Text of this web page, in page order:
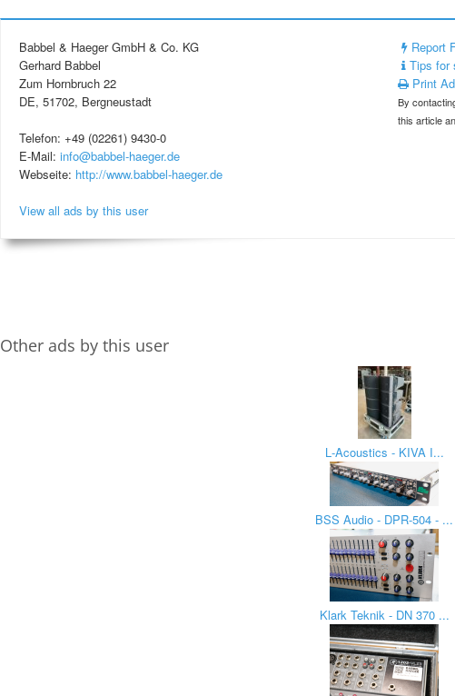
Babbel & Haeger GmbH & Co. KG
Gerhard Babbel
Zum Hornbruch 22
DE, 51702, Bergneustadt
Telefon: +49 (02261) 9430-0
E-Mail: info@babbel-haeger.de
Webseite: http://www.babbel-haeger.de
View all ads by this user
Report
Tips for
Print Ad
By
this article
Other ads by this user
L‑Acoustics - KIVA I...
BSS Audio - DPR-504 - ...
Klark Teknik - DN 370 ...